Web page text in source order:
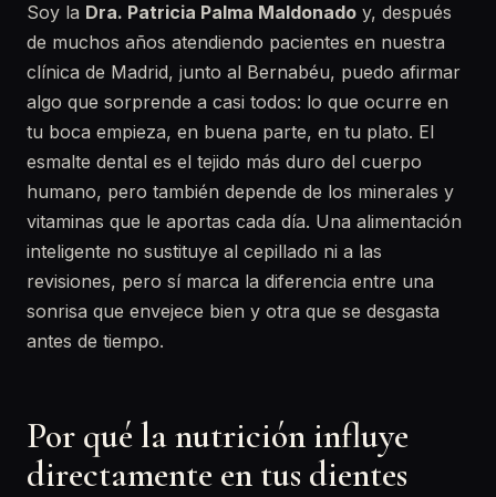
Soy la Dra. Patricia Palma Maldonado y, después
de muchos años atendiendo pacientes en nuestra
clínica de Madrid, junto al Bernabéu, puedo afirmar
algo que sorprende a casi todos: lo que ocurre en
tu boca empieza, en buena parte, en tu plato. El
esmalte dental es el tejido más duro del cuerpo
humano, pero también depende de los minerales y
vitaminas que le aportas cada día. Una alimentación
inteligente no sustituye al cepillado ni a las
revisiones, pero sí marca la diferencia entre una
sonrisa que envejece bien y otra que se desgasta
antes de tiempo.
Por qué la nutrición influye
directamente en tus dientes